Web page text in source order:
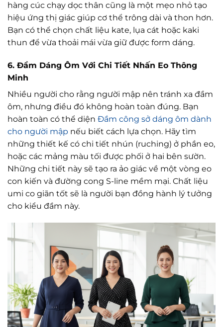
hàng cúc chạy dọc thân cũng là một mẹo nhỏ tạo
hiệu ứng thị giác giúp cơ thể trông dài và thon hơn.
Bạn có thể chọn chất liệu kate, lụa cát hoặc kaki
thun để vừa thoải mái vừa giữ được form dáng.
6. Đầm Dáng Ôm Với Chi Tiết Nhấn Eo Thông
Minh
Nhiều người cho rằng người mập nên tránh xa đầm
ôm, nhưng điều đó không hoàn toàn đúng. Bạn
hoàn toàn có thể diện Đầm công sở dáng ôm dành
cho người mập nếu biết cách lựa chọn. Hãy tìm
những thiết kế có chi tiết nhún (ruching) ở phần eo,
hoặc các mảng màu tối được phối ở hai bên sườn.
Những chi tiết này sẽ tạo ra ảo giác về một vòng eo
con kiến và đường cong S-line mềm mại. Chất liệu
umi co giãn tốt sẽ là người bạn đồng hành lý tưởng
cho kiểu đầm này.